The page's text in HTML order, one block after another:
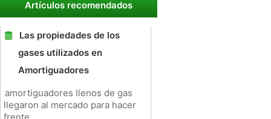
Artículos recomendados
Las propiedades de los
gases utilizados en
Amortiguadores
amortiguadores llenos de gas
llegaron al mercado para hacer